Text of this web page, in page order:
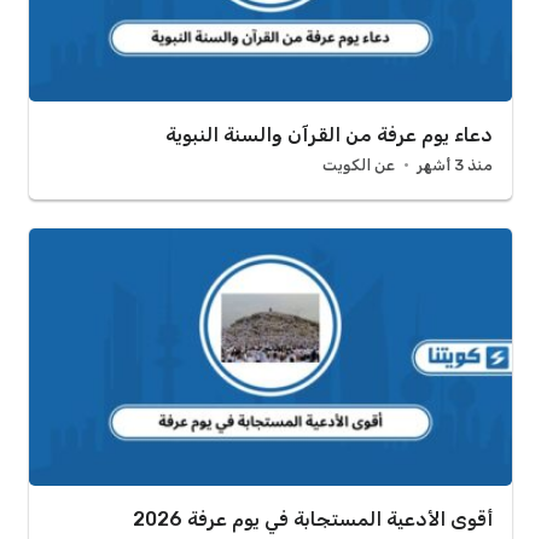
دعاء يوم عرفة من القرآن والسنة النبوية
منذ 3 أشهر عن الكويت
أقوى الأدعية المستجابة في يوم عرفة 2026